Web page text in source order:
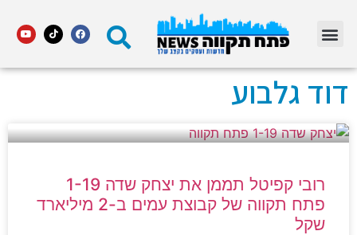
דוד גלבוע
רובי קפיטל תממן את יצחק שדה 1-19
פתח תקווה של קבוצת עמים ב-2 מיליארד
שקל